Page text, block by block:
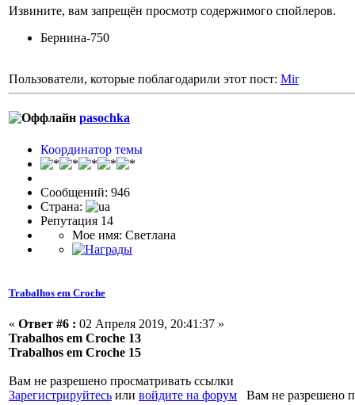
Извините, вам запрещён просмотр содержимого спойлеров.
Бернина-750
Пользователи, которые поблагодарили этот пост: Mir
pasochka
Координатор темы
Сообщений: 946
Страна:
Репутация 14
Мое имя: Светлана
Trabalhos em Croche
« Ответ #6 : 02 Апреля 2019, 20:41:37 »
Trabalhos em Croche 13
Trabalhos em Croche 15
Вам не разрешено просматривать ссылки
Зарегистрируйтесь или войдите на форум Вам не разрешено